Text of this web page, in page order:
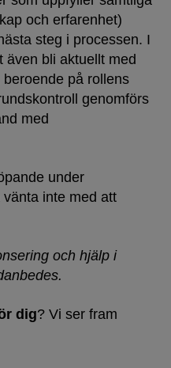
och erfarenhet)
steg i processen. I
även bli aktuellt med
på rollens
genomförs
med
under
inte med att
och hjälp i
dig? Vi ser fram